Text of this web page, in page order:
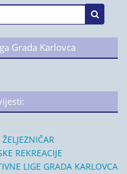
Grada Karlovca
REKREACIJE
LIGE GRADA KARLOVCA